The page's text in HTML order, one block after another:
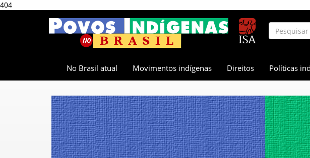
404
No Brasil atual Movimentos indígenas Direitos Políticas